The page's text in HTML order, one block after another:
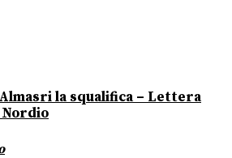
la squalifica – Lettera